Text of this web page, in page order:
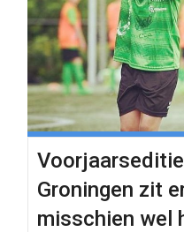
Groningen zit
misschien wel